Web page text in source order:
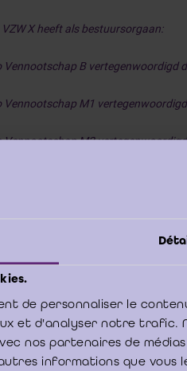
de personnaliser le
et d'analyser notre trafic.
nos partenaires de
informations que vous
VZW X heeft als bestuursorgaan:
Vennootschap B vertegenwoordigd
Vennootschap M1
Vennootschap M2
door Holding M 25% (onder